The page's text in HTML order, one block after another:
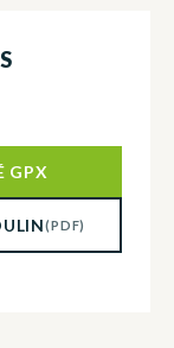
GPX
(PDF)